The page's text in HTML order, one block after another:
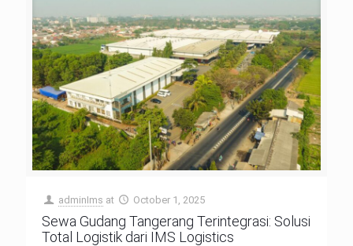
adminIms at October 1, 2025
Sewa Gudang Tangerang Terintegrasi: Solusi
Total Logistik dari IMS Logistics